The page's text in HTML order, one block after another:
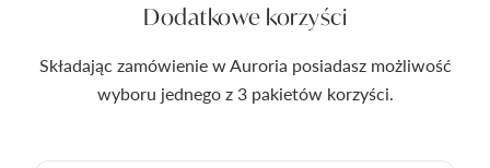
Dodatkowe korzyści
Składając zamówienie w Auroria posiadasz możliwość
wyboru jednego z 3 pakietów korzyści.